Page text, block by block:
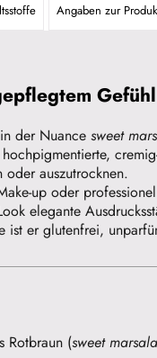
Angaben zur
Gefühl
in der Nuancesweet
auszutrocknen.
up oder
elegante
ist er glutenfrei,
Rotbraun (sweet